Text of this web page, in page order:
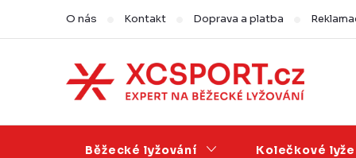
obsah
O nás Kontakt Doprava a platba
Běžecké lyžování Kolečkové lyže